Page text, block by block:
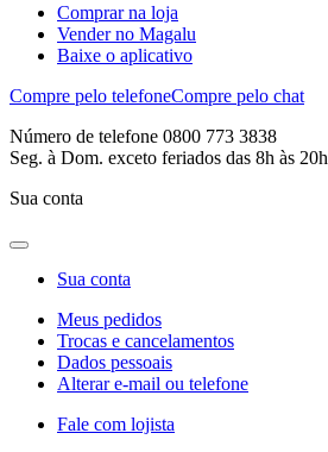
Comprar na loja
Vender no Magalu
Baixe o aplicativo
Compre pelo telefoneCompre pelo chat
Número de telefone 0800 773 3838
Seg. à Dom. exceto feriados das 8h às 20h
Sua conta
Sua conta
Meus pedidos
Trocas e cancelamentos
Dados pessoais
Alterar e-mail ou telefone
Fale com lojista